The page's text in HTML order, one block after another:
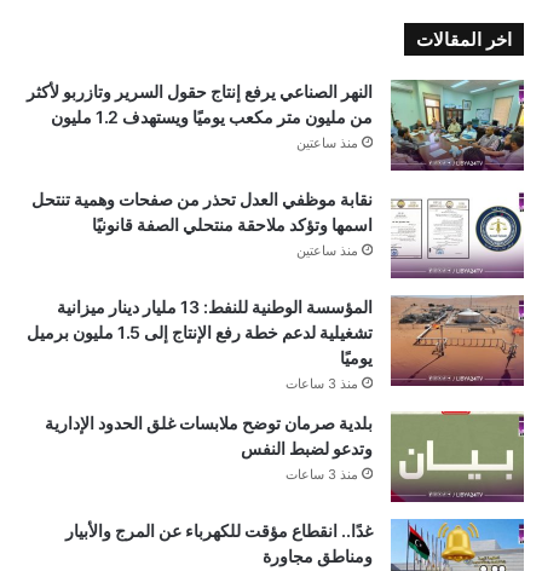
اخر المقالات
النهر الصناعي يرفع إنتاج حقول السرير وتازربو لأكثر
من مليون متر مكعب يوميًا ويستهدف 1.2 مليون
منذ ساعتين
نقابة موظفي العدل تحذر من صفحات وهمية تنتحل
اسمها وتؤكد ملاحقة منتحلي الصفة قانونيًا
منذ ساعتين
المؤسسة الوطنية للنفط: 13 مليار دينار ميزانية
تشغيلية لدعم خطة رفع الإنتاج إلى 1.5 مليون برميل
يوميًا
منذ 3 ساعات
بلدية صرمان توضح ملابسات غلق الحدود الإدارية
وتدعو لضبط النفس
منذ 3 ساعات
غدًا.. انقطاع مؤقت للكهرباء عن المرج والأبيار
ومناطق مجاورة